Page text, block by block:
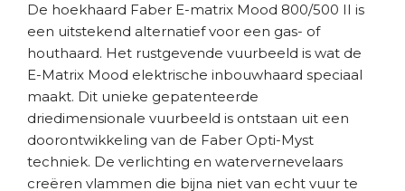
De hoekhaard Faber E-matrix Mood 800/500 II is
een uitstekend alternatief voor een gas- of
houthaard. Het rustgevende vuurbeeld is wat de
E-Matrix Mood elektrische inbouwhaard speciaal
maakt. Dit unieke gepatenteerde
driedimensionale vuurbeeld is ontstaan uit een
doorontwikkeling van de Faber Opti-Myst
techniek. De verlichting en watervernevelaars
creëren vlammen die bijna niet van echt vuur te